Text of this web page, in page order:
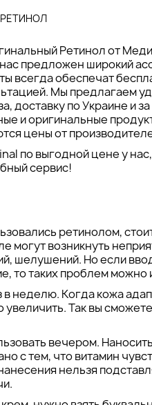
Ретинол от
предложен широкий
всегда обеспечат
Мы предлагаем
доставку по Украине и
и оригинальные
цены от
по выгодной цене у
сервис!
ретинолом,
могут возникнуть
шелушений. Но если
то таких проблем можно
в неделю. Когда кожа
Так вы
вечером.
с тем, что витамин
нельзя